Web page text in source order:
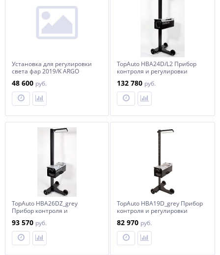
Установка для регулировки
света фар 2019/K ARGO
48 600 руб.
TopAuto HBA24D/L2 Прибор
контроля и регулировки
поворотной стойкой
132 780 руб.
TopAuto HBA26DZ_grey
Прибор контроля и
усиленный, с наводчиком
93 570 руб.
TopAuto HBA19D_grey Прибор
контроля и регулировки
82 970 руб.